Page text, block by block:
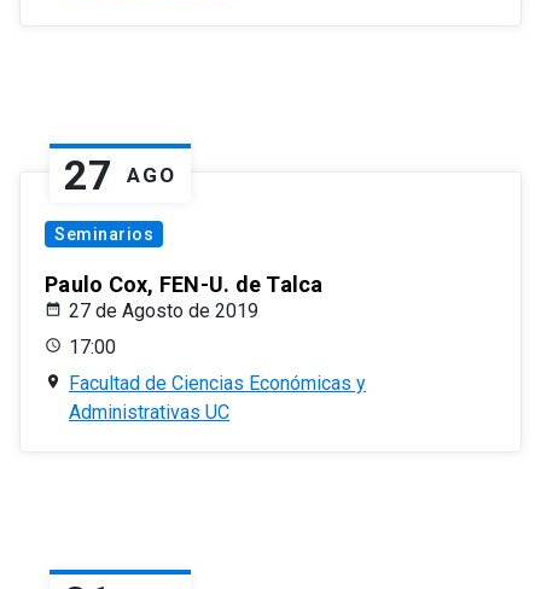
27 AGO
Seminarios
Paulo Cox, FEN-U. de Talca
27 de Agosto de 2019
17:00
Facultad de Ciencias Económicas y
Administrativas UC